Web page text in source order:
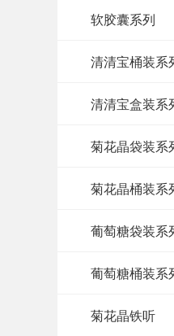
软胶囊系列
清清宝桶装系
清清宝盒装系
菊花晶袋装系
菊花晶桶装系
葡萄糖袋装系
葡萄糖桶装系
菊花晶铁听